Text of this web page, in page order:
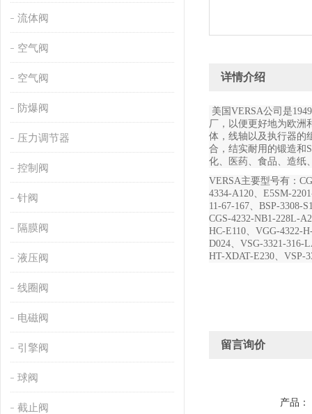
流体阀
空气阀
空气阀
防爆阀
压力调节器
控制阀
针阀
隔膜阀
液压阀
线圈阀
电磁阀
引擎阀
球阀
截止阀
详情介绍
美国 VERSA公司是1949
厂，以便更好地为欧洲
体，线轴以及执行器的
合，结实耐用的锻造和
化、医药、食品、造纸
VERSA主要型号有：
4334-A120、 E5SM-
11-67-167、 BSP-3308-
CGS-4232-NB1-228L-
HC-E110、 VGG-4322-
D024、 VSG-3321-316-
HT-XDAT-E230、 VSP-
留言询价
产品：